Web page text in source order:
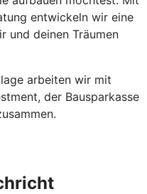
entwickeln wir eine
und deinen Träumen
arbeiten wir mit
der Bausparkasse